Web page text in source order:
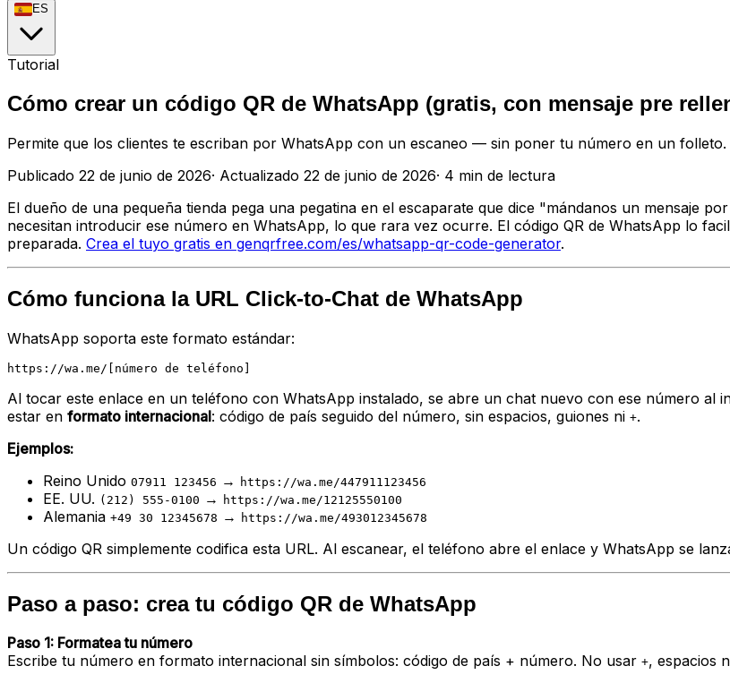
ES
Tutorial
Cómo crear un código QR de WhatsApp (gratis, con mensaje pre
Permite que los clientes te escriban por WhatsApp con un escaneo — sin poner tu número en un
Publicado 22 de junio de 2026· Actualizado 22 de junio de 2026· 4 min de lectura
El dueño de una pequeña tienda pega una pegatina en el escaparate que dice "mándanos un mensaje
necesitan introducir ese número en WhatsApp, lo que rara vez ocurre. El código QR de WhatsApp lo
preparada. Crea el tuyo gratis en genqrfree.com/es/whatsapp-qr-code-generator.
Cómo funciona la URL Click-to-Chat de WhatsApp
WhatsApp soporta este formato estándar:
Al tocar este enlace en un teléfono con WhatsApp instalado, se abre un chat nuevo con ese número al
estar en formato internacional: código de país seguido del número, sin espacios, guiones ni +.
Ejemplos:
Reino Unido 07911 123456 → https://wa.me/447911123456
EE. UU. (212) 555-0100 → https://wa.me/12125550100
Alemania +49 30 12345678 → https://wa.me/493012345678
Un código QR simplemente codifica esta URL. Al escanear, el teléfono abre el enlace y WhatsApp se
Paso a paso: crea tu código QR de WhatsApp
Paso 1: Formatea tu número
Escribe tu número en formato internacional sin símbolos: código de país + número. No usar +, espacios